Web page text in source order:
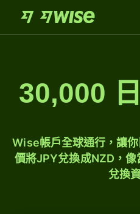
30,000
Wise帳戶全球通行，讓
價將JPY兌換成NZD，像
兌換